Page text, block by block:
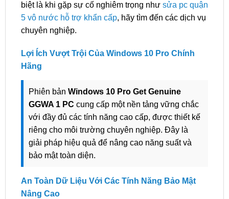
biệt là khi gặp sự cố nghiêm trọng như sửa pc quận
5 vô nước hỗ trợ khẩn cấp, hãy tìm đến các dịch vụ
chuyên nghiệp.
Lợi Ích Vượt Trội Của Windows 10 Pro Chính
Hãng
Phiên bản Windows 10 Pro Get Genuine
GGWA 1 PC cung cấp một nền tảng vững chắc
với đầy đủ các tính năng cao cấp, được thiết kế
riêng cho môi trường chuyên nghiệp. Đây là
giải pháp hiệu quả để nâng cao năng suất và
bảo mật toàn diện.
An Toàn Dữ Liệu Với Các Tính Năng Bảo Mật
Nâng Cao